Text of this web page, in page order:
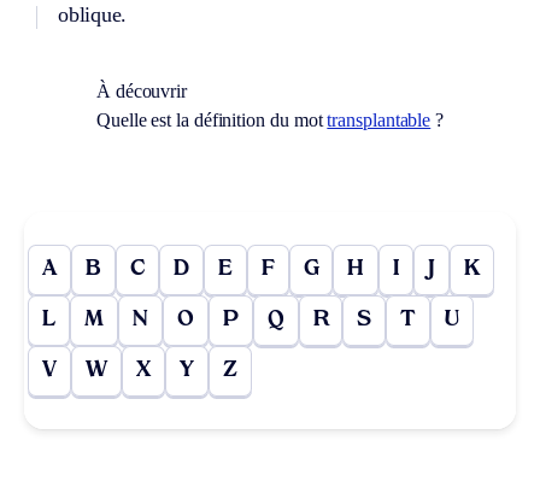
oblique.
À découvrir
Quelle est la définition du mottransplantable ?
A B C D E F G H I J K
L M N O P Q R S T U
V W X Y Z